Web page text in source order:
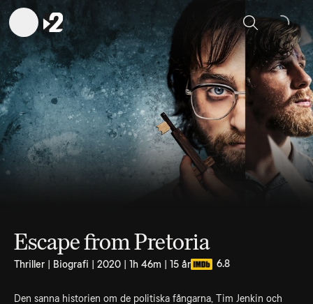
Sök
Escape from Pretoria
Thriller | Biografi | 2020 | 1h 46m | 15 år 6.8
Den sanna historien om de politiska fångarna, Tim Jenkin och